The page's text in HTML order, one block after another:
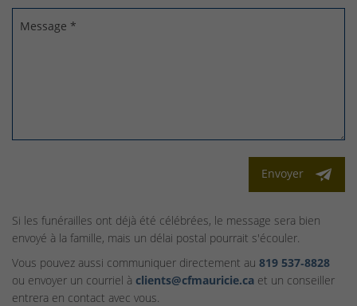
Message *
Envoyer
Si les funérailles ont déjà été célébrées, le message sera bien
envoyé à la famille, mais un délai postal pourrait s'écouler.
Vous pouvez aussi communiquer directement au 819 537‑8828
ou envoyer un courriel à clients@cfmauricie.ca et un conseiller
entrera en contact avec vous.